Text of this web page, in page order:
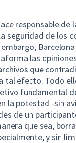
responsable de
seguridad de los
las
que
tal efecto. Todo
fundamental
la potestad -sin
de un
que sea,
y sin